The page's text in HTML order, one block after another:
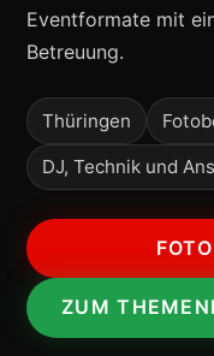
Eventformate mit
Betreuung.
Thüringen
DJ, Technik und
ZUM